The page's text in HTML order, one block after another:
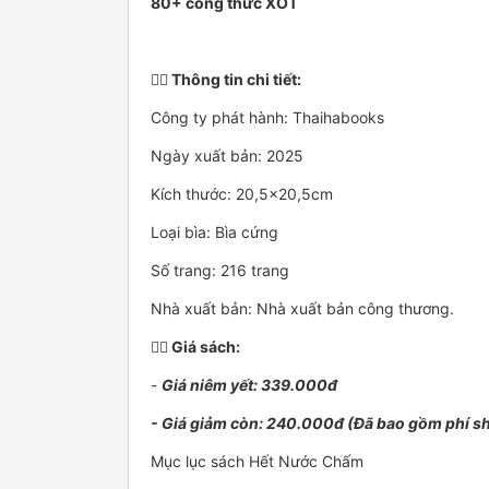
👉🏻 Thông tin chi tiết:
Công ty phát hành: Thaihabooks
Ngày xuất bản: 2025
Kích thước: 20,5x20,5cm
Loại bìa: Bìa cứng
Số trang: 216 trang
Nhà xuất bản: Nhà xuất bản công thương.
👉🏻 Giá sách:
- Giá niêm yết: 339.000đ
- Giá giảm còn: 240.000đ (Đã bao gồm phí
Mục lục sách Hết Nước Chấm